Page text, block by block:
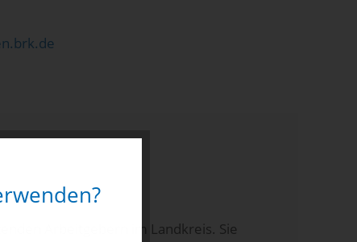
Arbeitgebern im Landkreis. Sie